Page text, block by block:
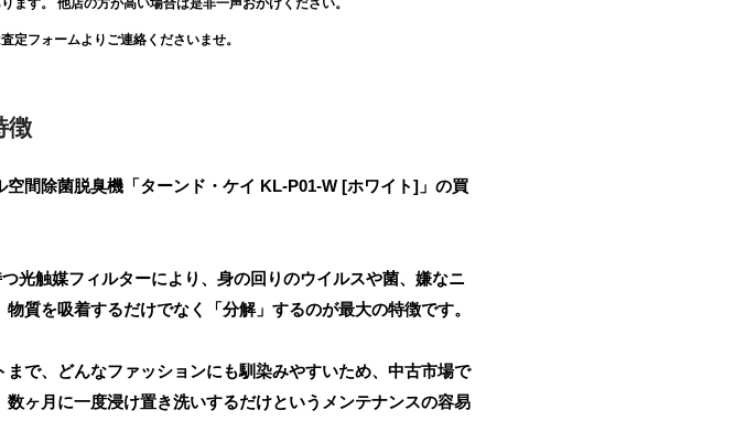
す。 他店の方が高い場合は是非一声おかけください。
フォームよりご連絡くださいませ。
徴
間除菌脱臭機「ターンド・ケイ KL-P01-W [ホワイト]」の買
光触媒フィルターにより、身の回りのウイルスや菌、嫌なニ
質を吸着するだけでなく「分解」するのが最大の特徴です。
で、どんなファッションにも馴染みやすいため、中古市場で
ヶ月に一度浸け置き洗いするだけというメンテナンスの容易